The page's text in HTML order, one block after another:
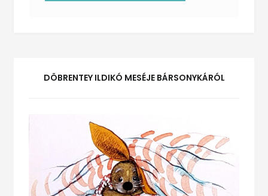
DÖBRENTEY ILDIKÓ MESÉJE BÁRSONYKÁRÓL